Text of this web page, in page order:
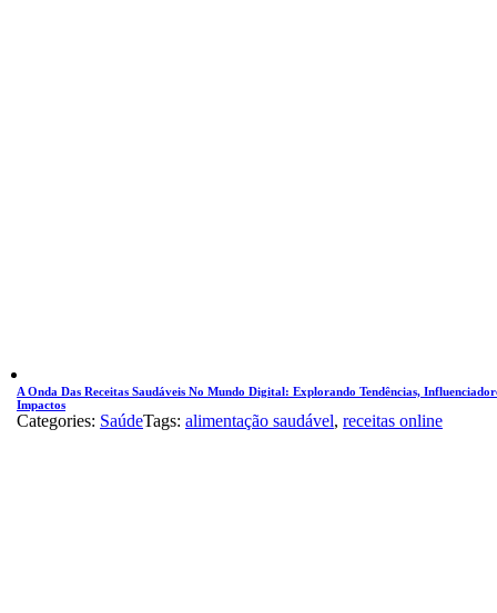
A Onda Das Receitas Saudáveis No Mundo Digital: Explorando Tendências,
Impactos
Categories: SaúdeTags: alimentação saudável, receitas online